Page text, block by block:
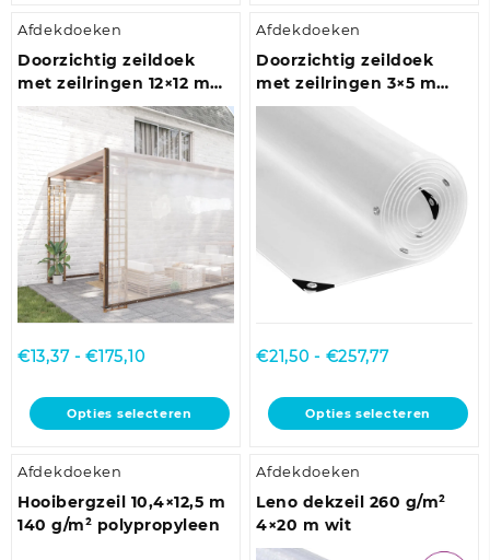
meerdere
variaties.
Deze
optie
gekozen
worden
de
productpagina
meerdere
variaties.
Deze
optie
Afdekdoeken
Doorzichtig zeildoek
met zeilringen 12×12 m
polyethyleen
€13,37 - €175,10Prijsklasse:
tot
€175,10
Opties selecteren
Dit
product
meerdere
variaties.
Deze
Afdekdoeken
Doorzichtig zeildoek
met zeilringen 3×5 m
PVC
€21,50 - €257,77Prijsklasse:
tot
€257,77
Opties selecteren
Dit
product
meerdere
variaties.
Deze
optie
Afdekdoeken
Hooibergzeil 10,4×12,5 m
140 g/m² polypropyleen
Afdekdoeken
Leno dekzeil 260 g/m²
4×20 m wit